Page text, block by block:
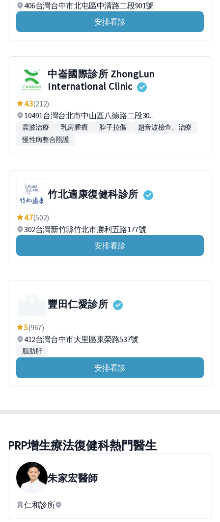
406台灣台中市北屯區中清路二段901號
安排看診
中崙國際診所 ZhongLun
International Clinic
4.3(212)
10491台灣台北市中山區八德路二段30...
震波治療 乳房腫瘤 脖子拉傷
超音波檢查、治療
慢性病整合照護
竹北適康復健科診所
4.7(502)
302台灣新竹縣竹北市勝利五路177號
安排看診
豐田仁愛診所
5(967)
412台灣台中市大里區東榮路537號
脂肪肝
安排看診
PRP增生療法復健科熱門醫生
朱家宏醫師
仁和診所